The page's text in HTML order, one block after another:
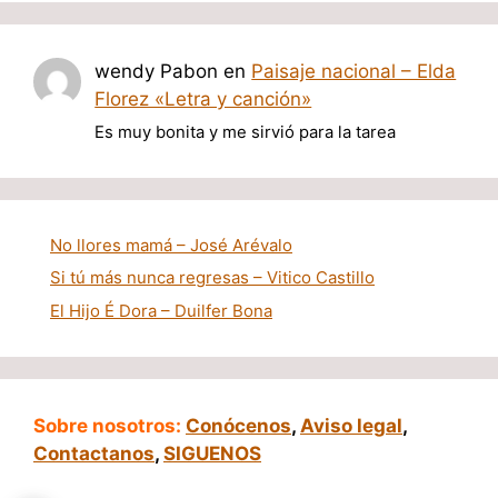
wendy Pabon en Paisaje nacional – Elda
Florez «Letra y canción»
Es muy bonita y me sirvió para la tarea
No llores mamá – José Arévalo
Si tú más nunca regresas – Vitico Castillo
El Hijo É Dora – Duilfer Bona
Sobre nosotros: Conócenos, Aviso legal,
Contactanos, SIGUENOS